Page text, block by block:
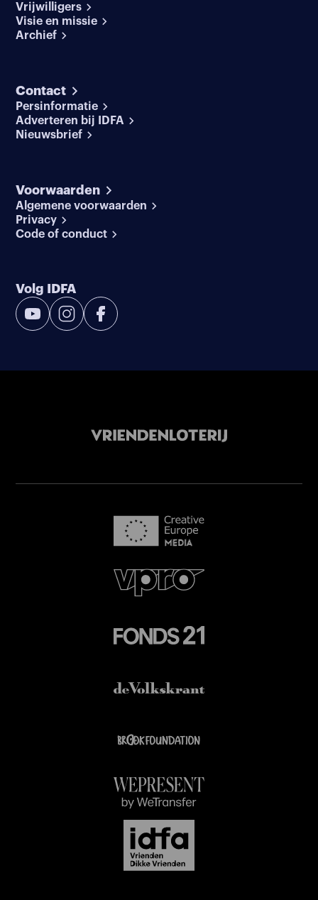
Vrijwilligers
Visie en missie
Archief
Contact
Persinformatie
Adverteren bij IDFA
Nieuwsbrief
Voorwaarden
Algemene voorwaarden
Privacy
Code of conduct
Volg IDFA